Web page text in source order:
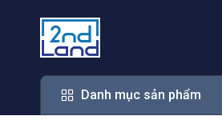
Danh mục sản phẩm
Danh mục sản phẩm